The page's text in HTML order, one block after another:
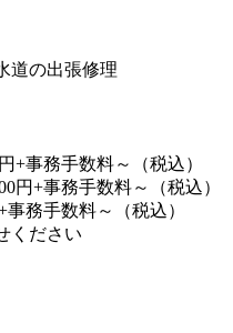
道の出張修理
+事務手数料～（税込）
円+事務手数料～（税込）
務手数料～（税込）
ください